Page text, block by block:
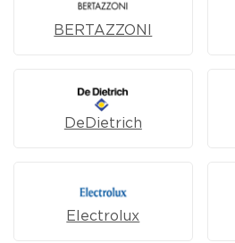
BERTAZZONI
DeDietrich
Electrolux